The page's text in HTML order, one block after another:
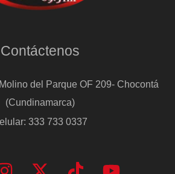
Contáctenos
del Parque OF 209- Chocontá
(Cundinamarca)
333 733 0337